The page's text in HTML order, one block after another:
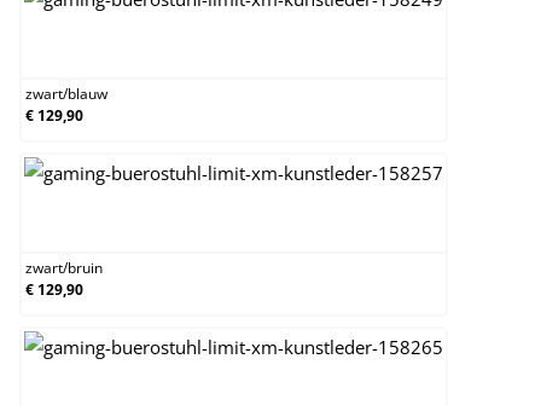
zwart/blauw
€ 129,90
zwart/bruin
€ 129,90